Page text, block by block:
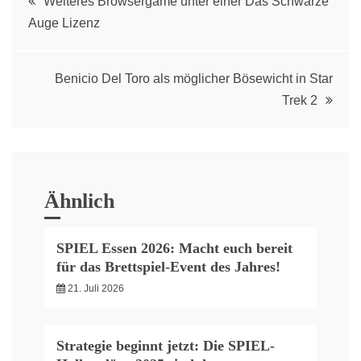
navigation
Auge Lizenz
Benicio Del Toro als möglicher Bösewicht in Star
Trek 2
Ähnlich
SPIEL Essen 2026: Macht euch bereit
für das Brettspiel-Event des Jahres!
21. Juli 2026
Strategie beginnt jetzt: Die SPIEL-